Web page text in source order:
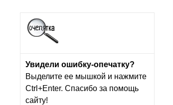
Увидели ошибку-опечатку?
Выделите ее мышкой и нажмите
Ctrl+Enter. Спасибо за помощь
сайту!